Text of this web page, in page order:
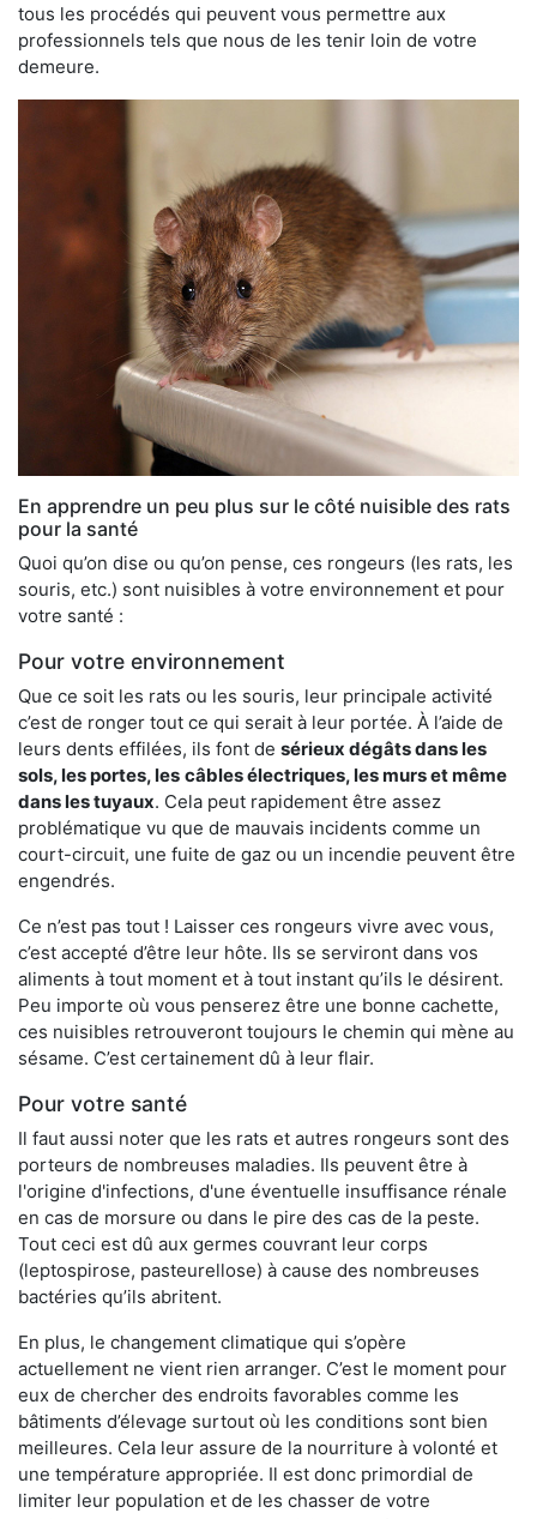
tous les procédés qui peuvent vous permettre aux
professionnels tels que nous de les tenir loin de votre
demeure.
En apprendre un peu plus sur le côté nuisible des rats
pour la santé
Quoi qu’on dise ou qu’on pense, ces rongeurs (les rats, les
souris, etc.) sont nuisibles à votre environnement et pour
votre santé :
Pour votre environnement
Que ce soit les rats ou les souris, leur principale activité
c’est de ronger tout ce qui serait à leur portée. À l’aide de
leurs dents effilées, ils font de sérieux dégâts dans les
sols, les portes, les câbles électriques, les murs et même
dans les tuyaux. Cela peut rapidement être assez
problématique vu que de mauvais incidents comme un
court-circuit, une fuite de gaz ou un incendie peuvent être
engendrés.
Ce n’est pas tout ! Laisser ces rongeurs vivre avec vous,
c’est accepté d’être leur hôte. Ils se serviront dans vos
aliments à tout moment et à tout instant qu’ils le désirent.
Peu importe où vous penserez être une bonne cachette,
ces nuisibles retrouveront toujours le chemin qui mène au
sésame. C’est certainement dû à leur flair.
Pour votre santé
Il faut aussi noter que les rats et autres rongeurs sont des
porteurs de nombreuses maladies. Ils peuvent être à
l'origine d'infections, d'une éventuelle insuffisance rénale
en cas de morsure ou dans le pire des cas de la peste.
Tout ceci est dû aux germes couvrant leur corps
(leptospirose, pasteurellose) à cause des nombreuses
bactéries qu’ils abritent.
En plus, le changement climatique qui s’opère
actuellement ne vient rien arranger. C’est le moment pour
eux de chercher des endroits favorables comme les
bâtiments d’élevage surtout où les conditions sont bien
meilleures. Cela leur assure de la nourriture à volonté et
une température appropriée. Il est donc primordial de
limiter leur population et de les chasser de votre